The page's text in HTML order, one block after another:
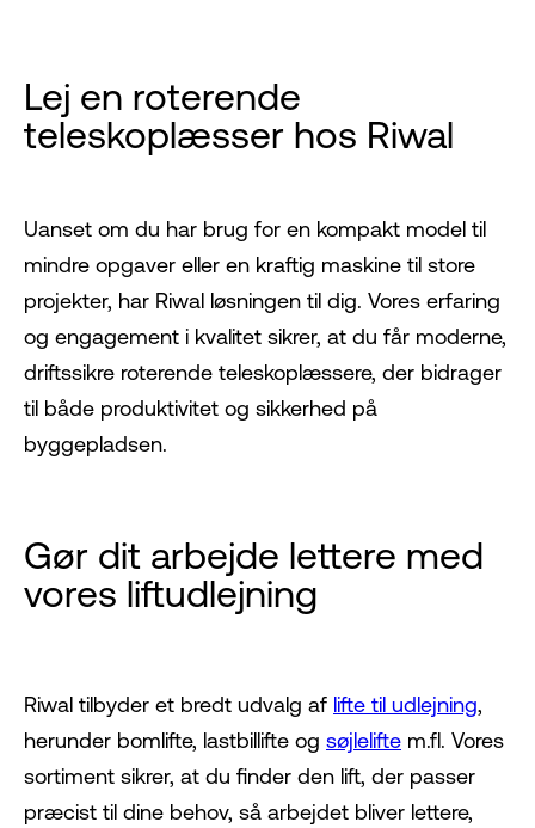
Lej en roterende
teleskoplæsser hos Riwal
Uanset om du har brug for en kompakt model til
mindre opgaver eller en kraftig maskine til store
projekter, har Riwal løsningen til dig. Vores erfaring
og engagement i kvalitet sikrer, at du får moderne,
driftssikre roterende teleskoplæssere, der bidrager
til både produktivitet og sikkerhed på
byggepladsen.
Gør dit arbejde lettere med
vores liftudlejning
Riwal tilbyder et bredt udvalg af lifte til udlejning,
herunder bomlifte, lastbillifte og søjlelifte m.fl. Vores
sortiment sikrer, at du finder den lift, der passer
præcist til dine behov, så arbejdet bliver lettere,